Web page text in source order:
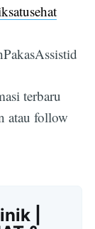
terbaru
atau follow
|